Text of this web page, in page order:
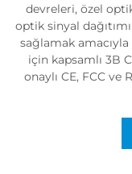
devreleri, özel
optik sinyal
sağlamak
için kapsamlı 3B
onaylı CE, FCC